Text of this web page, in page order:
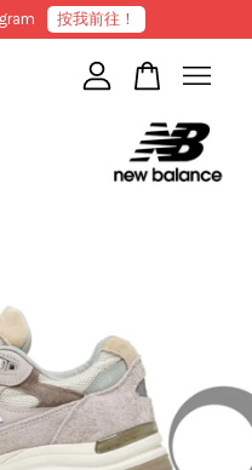
按我前往！
還是空的。